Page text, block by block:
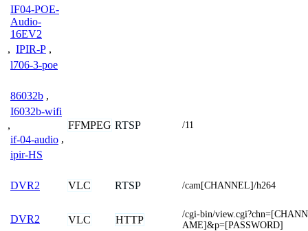
IF04-POE-
Audio-
16EV2
, IPIR-P ,
l706-3-poe
86032b ,
I6032b-wifi
,
if-04-audio ,
ipir-HS
FFMPEG RTSP /11
DVR2 VLC RTSP /cam[CHANNEL]/h264
DVR2 VLC HTTP
/cgi-bin/
AME]&p=[PASSWORD]